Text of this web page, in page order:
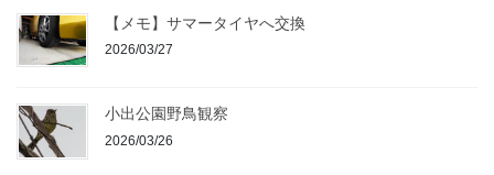
【メモ】サマータイヤへ交換
2026/03/27
小出公園野鳥観察
2026/03/26